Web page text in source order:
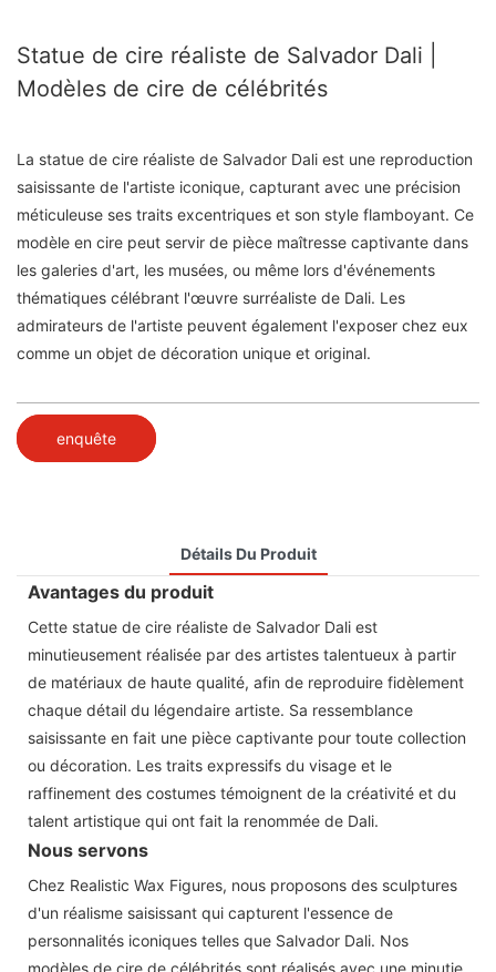
Statue de cire réaliste de Salvador Dali |
Modèles de cire de célébrités
La statue de cire réaliste de Salvador Dali est une reproduction
saisissante de l'artiste iconique, capturant avec une précision
méticuleuse ses traits excentriques et son style flamboyant. Ce
modèle en cire peut servir de pièce maîtresse captivante dans
les galeries d'art, les musées, ou même lors d'événements
thématiques célébrant l'œuvre surréaliste de Dali. Les
admirateurs de l'artiste peuvent également l'exposer chez eux
comme un objet de décoration unique et original.
enquête
Détails Du Produit
Avantages du produit
Cette statue de cire réaliste de Salvador Dali est
minutieusement réalisée par des artistes talentueux à partir
de matériaux de haute qualité, afin de reproduire fidèlement
chaque détail du légendaire artiste. Sa ressemblance
saisissante en fait une pièce captivante pour toute collection
ou décoration. Les traits expressifs du visage et le
raffinement des costumes témoignent de la créativité et du
talent artistique qui ont fait la renommée de Dali.
Nous servons
Chez Realistic Wax Figures, nous proposons des sculptures
d'un réalisme saisissant qui capturent l'essence de
personnalités iconiques telles que Salvador Dali. Nos
modèles de cire de célébrités sont réalisés avec une minutie